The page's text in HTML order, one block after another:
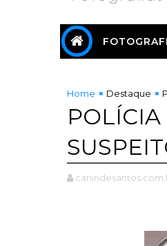
Home Destaque